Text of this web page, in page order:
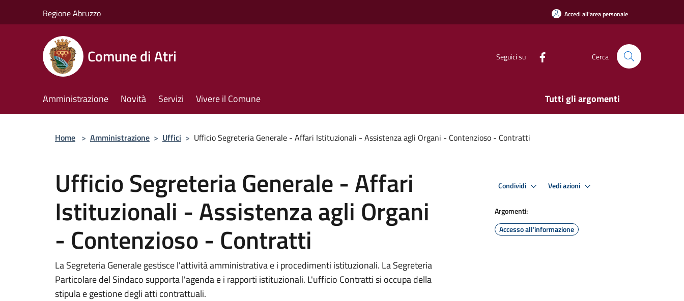
Regione Abruzzo Accedi all'area personale
Comune di Atri Seguici su Cerca
Amministrazione Novità Servizi Vivere il Comune Tutti gli argomenti
Home > Amministrazione > Uffici > Ufficio Segreteria Generale - Affari Istituzionali - Assistenza agli Organi - Contenzioso - Contratti
Ufficio Segreteria Generale - Affari
Istituzionali - Assistenza agli Organi
- Contenzioso - Contratti
La Segreteria Generale gestisce l'attività amministrativa e i procedimenti istituzionali. La Segreteria
Particolare del Sindaco supporta l'agenda e i rapporti istituzionali. L'ufficio Contratti si occupa della
stipula e gestione degli atti contrattuali.
Condividi Vedi azioni
Argomenti:
Accesso all'informazione